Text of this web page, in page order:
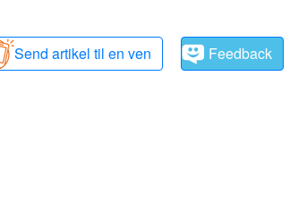
Send artikel til en ven Feedback